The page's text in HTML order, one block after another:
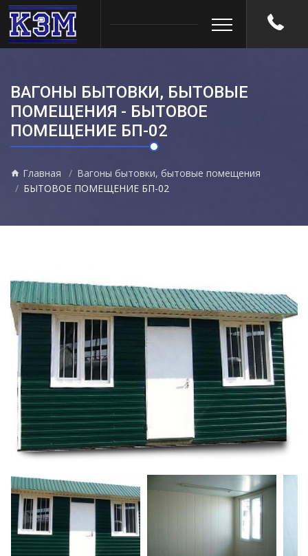
ВАГОНЫ БЫТОВКИ, БЫТОВЫЕ
ПОМЕЩЕНИЯ - БЫТОВОЕ
ПОМЕЩЕНИЕ БП-02
Главная
Вагоны бытовки, бытовые помещения
БЫТОВОЕ ПОМЕЩЕНИЕ БП-02